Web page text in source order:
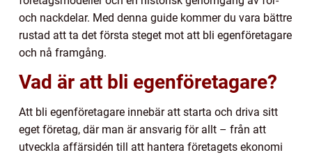
och nackdelar. Med denna guide kommer du vara bättre
rustad att ta det första steget mot att bli egenföretagare
och nå framgång.
Vad är att bli egenföretagare?
Att bli egenföretagare innebär att starta och driva sitt
eget företag, där man är ansvarig för allt – från att
utveckla affärsidén till att hantera företagets ekonomi